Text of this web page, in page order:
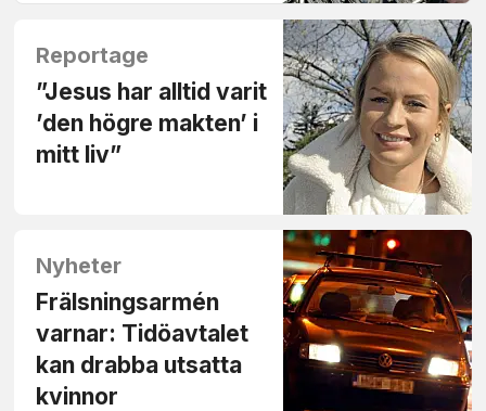
Reportage
”Jesus har alltid varit
’den högre makten’ i
mitt liv”
Nyheter
Frälsningsarmén
varnar: Tidöavtalet
kan drabba utsatta
kvinnor